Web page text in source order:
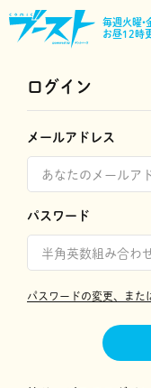
毎週火曜•
お昼12時
ログイン
メールアドレス
パスワード
パスワードの変更、また